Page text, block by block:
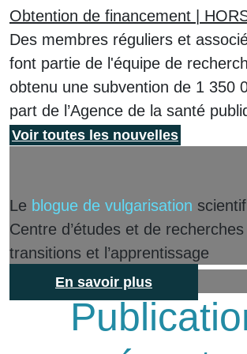
Obtention de financement |
Des membres réguliers et
font partie de l'équipe de
obtenu une subvention de 1 350
part de l’Agence de la santé
Canada (ASPC).
Voir toutes les nouvelles
Le blogue de vulgarisation
Centre d’études et de
transitions et l’apprentissage
En savoir plus